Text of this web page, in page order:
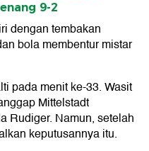
9-2
dengan tembakan
bola membentur mistar
pada menit ke-33. Wasit
Mittelstadt
Rudiger. Namun, setelah
keputusannya itu.